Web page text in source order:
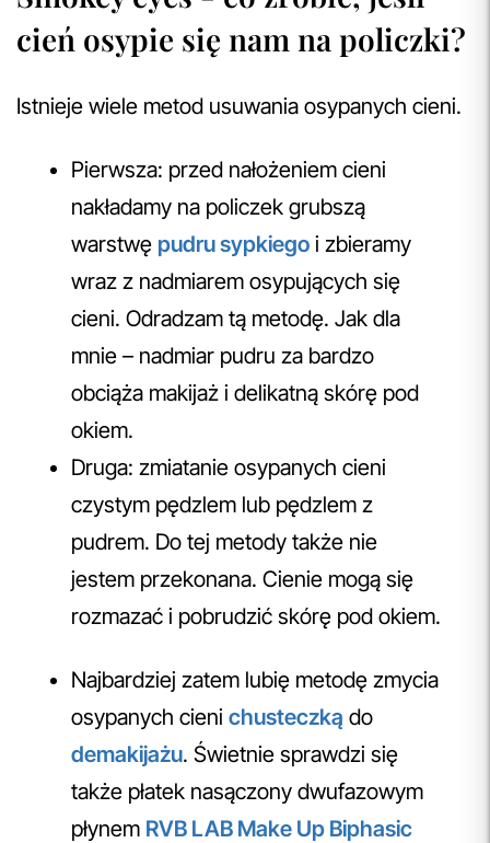
cień osypie się nam na policzki?
Istnieje wiele metod usuwania osypanych cieni.
Pierwsza: przed nałożeniem cieni
nakładamy na policzek grubszą
warstwę pudru sypkiego i zbieramy
wraz z nadmiarem osypujących się
cieni. Odradzam tą metodę. Jak dla
mnie – nadmiar pudru za bardzo
obciąża makijaż i delikatną skórę pod
okiem.
Druga: zmiatanie osypanych cieni
czystym pędzlem lub pędzlem z
pudrem. Do tej metody także nie
jestem przekonana. Cienie mogą się
rozmazać i pobrudzić skórę pod okiem.
Najbardziej zatem lubię metodę zmycia
osypanych cieni chusteczką do
demakijażu. Świetnie sprawdzi się
także płatek nasączony dwufazowym
płynem RVB LAB Make Up Biphasic